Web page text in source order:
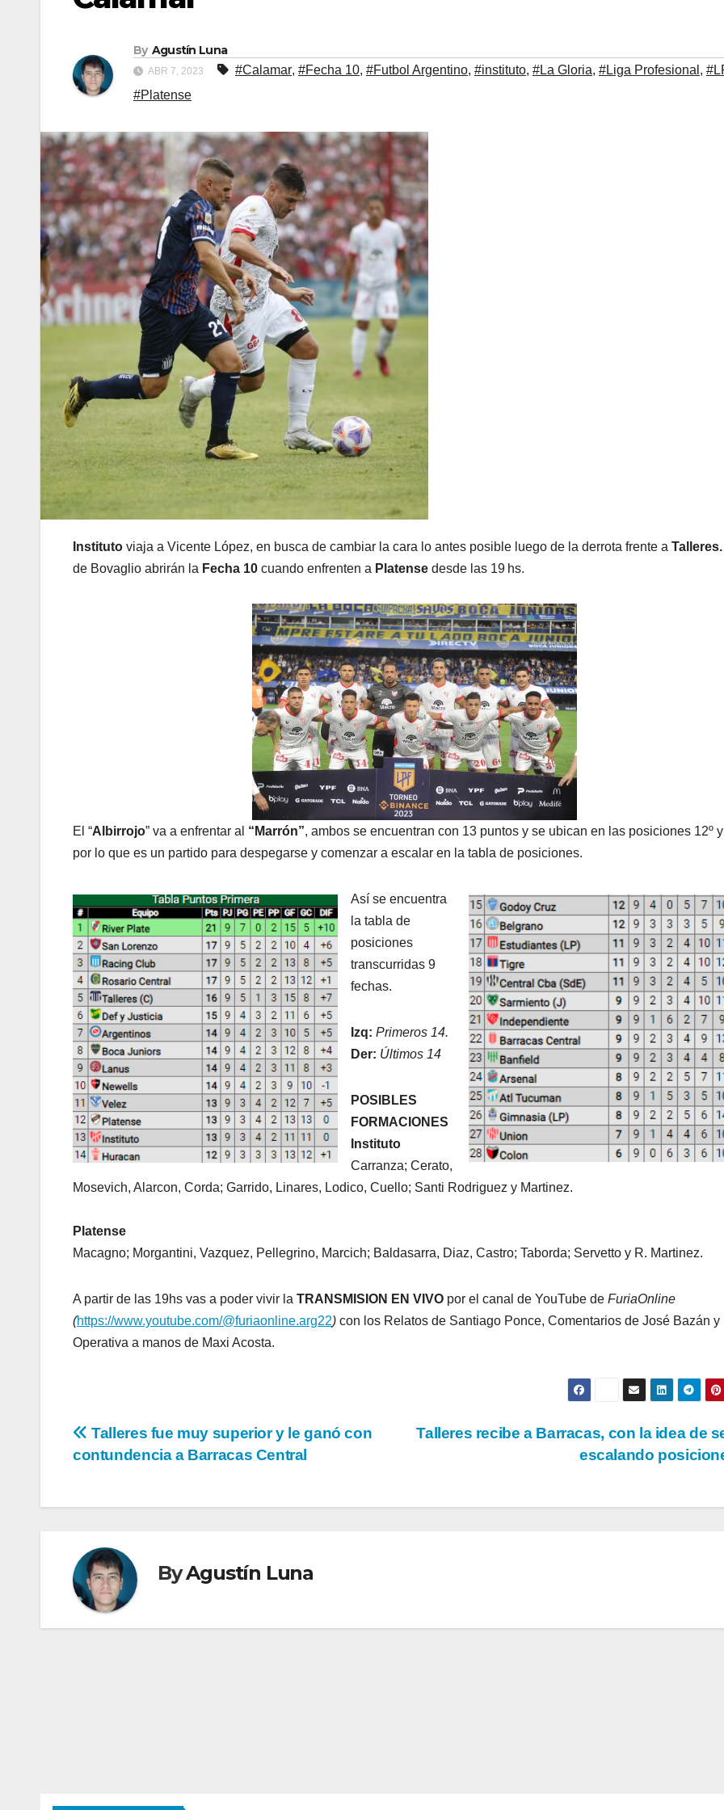
By Agustín Luna
ABR 7, 2023 #Calamar, #Fecha 10, #Futbol Argentino, #instituto, #La Gloria, #Liga Profesional ,
#Platense
Instituto viaja a Vicente López, en busca de cambiar la cara lo antes posible luego de la derrota frente a Talleres.
de Bovaglio abrirán la Fecha 10 cuando enfrenten a Platense desde las 19 hs.
El “Albirrojo” va a enfrentar al “Marrón”, ambos se encuentran con 13 puntos y se ubican en las posiciones 12º y
por lo que es un partido para despegarse y comenzar a escalar en la tabla de posiciones.
Así se encuentra
la tabla de
posiciones
transcurridas 9
fechas.
Izq: Primeros 14.
Der: Últimos 14
POSIBLES
FORMACIONES
Instituto
Carranza; Cerato,
Mosevich, Alarcon, Corda; Garrido, Linares, Lodico, Cuello; Santi Rodriguez y Martinez.
Platense
Macagno; Morgantini, Vazquez, Pellegrino, Marcich; Baldasarra, Diaz, Castro; Taborda; Servetto y R. Martinez.
A partir de las 19hs vas a poder vivir la TRANSMISION EN VIVO por el canal de YouTube de FuriaOnline
(https://www.youtube.com/@furiaonline.arg22) con los Relatos de Santiago Ponce, Comentarios de José Bazán y
Operativa a manos de Maxi Acosta.
Navegación
entradas
Talleres recibe a Barracas, con la idea de
escalando
Talleres fue muy superior y le ganó con
contundencia a Barracas Central
ByAgustín Luna
FÚTBOL LIGA CORDOBESA DE FÚTBOL
VOLVIÓ A LA
GLORIA:
DESPUÉS DE
GONZALO MOYANO
BELGRANO
LIGA
TIGRE
TRES
UNA
4 AGOSTO,
GONZALO